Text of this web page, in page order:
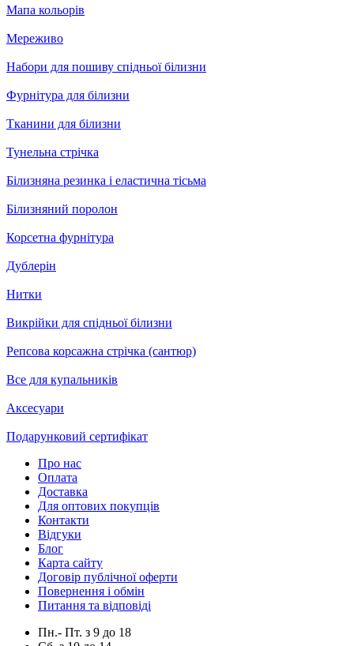
Мапа кольорів
Мереживо
Набори для пошиву спідньої білизни
Фурнітура для білизни
Тканини для білизни
Тунельна стрічка
Білизняна резинка і еластична тісьма
Білизняний поролон
Корсетна фурнітура
Дублерін
Нитки
Викрійки для спідньої білизни
Репсова корсажна стрічка (сантюр)
Все для купальників
Аксесуари
Подарунковий сертифікат
Про нас
Оплата
Доставка
Для оптових покупців
Контакти
Відгуки
Блог
Карта сайту
Договір публічної оферти
Повернення і обмін
Питання та відповіді
Пн.- Пт. з 9 до 18